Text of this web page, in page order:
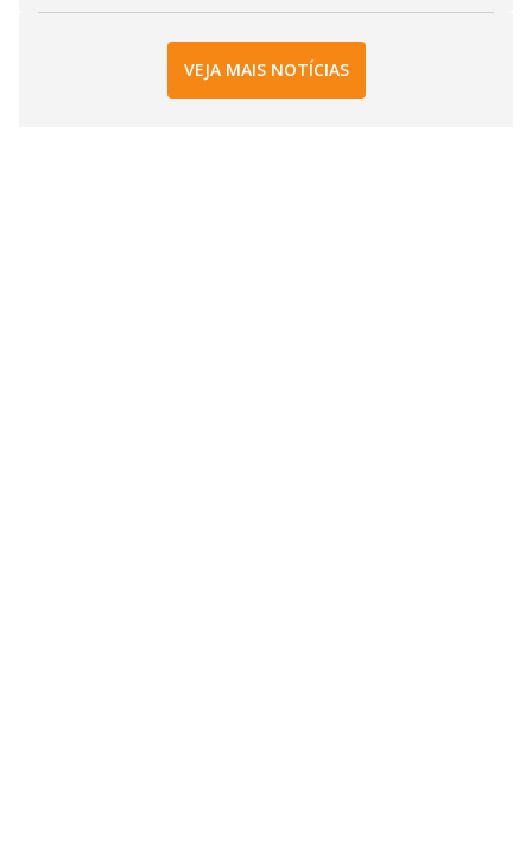
VEJA MAIS NOTÍCIAS